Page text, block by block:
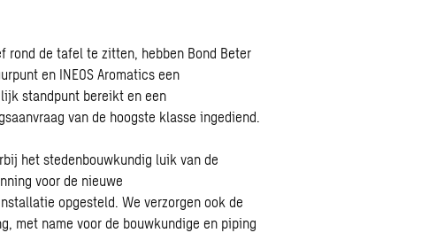
rond de tafel te zitten, hebben Bond Beter
en INEOS Aromatics een
standpunt bereikt en een
van de hoogste klasse ingediend.
het stedenbouwkundig luik van de
voor de nieuwe
opgesteld. We verzorgen ook de
met name voor de bouwkundige en piping